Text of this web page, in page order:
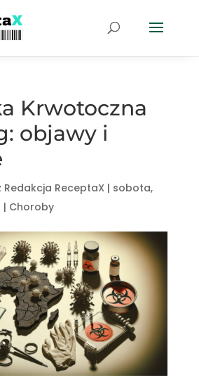
Krwotoczna
objawy i
Redakcja ReceptaX| sobota,
| Choroby